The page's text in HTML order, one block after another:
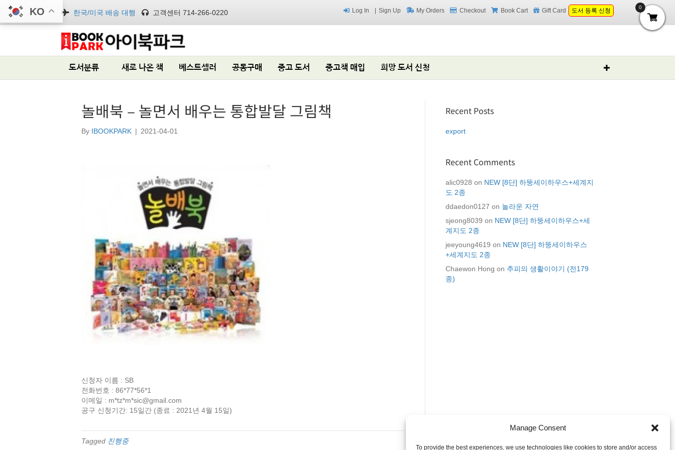
Manage Consent
To provide the best experiences, we use technologies like cookies to store and/or access
한국/미국 배송 대행 고객센터 714-266-0220 Log In Sign Up My Orders Checkout Book Cart Gift Card 도서 등록 신청
도서분류 새로 나온 책 베스트셀러 공동구매 중고 도서 중고책 매입 희망 도서 신청
놀배북 – 놀면서 배우는 통합발달 그림책
By IBOOKPARK | 2021-04-01
신청자 이름 : SB
전화번호 : 86*77*56*1
이메일 : m*tz*m*sic@gmail.com
공구 신청기간: 15일간 (종료 : 2021년 4월 15일)
Tagged 진행중
Recent Posts
export
Recent Comments
alic0928 on NEW [8단] 하뚱세이하우스+세계지
도 2종
ddaedon0127 on 놀라운 자연
sjeong8039 on NEW [8단] 하뚱세이하우스+세
계지도 2종
jeeyoung4619 on NEW [8단] 하뚱세이하우스
+세계지도 2종
Chaewon Hong on 추피의 생활이야기 (전179
종)
KO 0